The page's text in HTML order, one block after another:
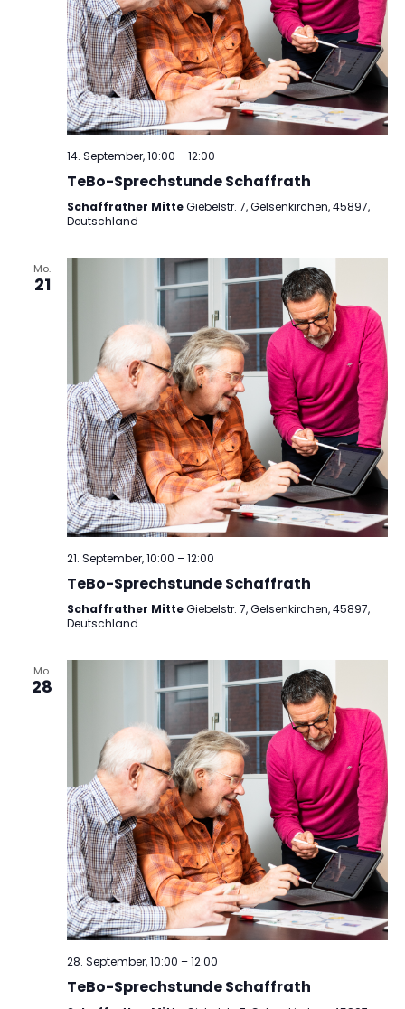
14. September, 10:00 –12:00
TeBo-Sprechstunde Schaffrath
Schaffrather MitteGiebelstr. 7, Gelsenkirchen, 45897,
Deutschland
Mo.
21
21. September, 10:00 –12:00
TeBo-Sprechstunde Schaffrath
Schaffrather MitteGiebelstr. 7, Gelsenkirchen, 45897,
Deutschland
Mo.
28
28. September, 10:00 –12:00
TeBo-Sprechstunde Schaffrath